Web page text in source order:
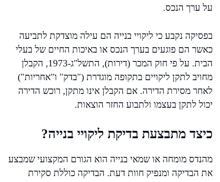
על ערך הנכס.
בפסיקה נקבע כי ליקויי בנייה הם עילה מוצדקת לתביעה
כאשר הם פוגעים בערך הנכס או באיכות החיים של בעלי
הבית. על פי חוק המכר (דירות), התשל"ג-1973, הקבלן
מחויב לתקן ליקויים בתקופה מוגדרת ("בדק" ו"אחריות")
לאחר מסירת הדירה. אם הקבלן אינו מתקן, רוכש הדירה
יכול לתקן בעצמו ולתבוע החזר הוצאות.
כיצד מתבצעת בדיקת ליקויי בנייה?
מהנדס מומחה או שמאי בנייה הוא הגורם המקצועי שמבצע
את הבדיקה ומנפיק חוות דעת. הבדיקה כוללת סקירת